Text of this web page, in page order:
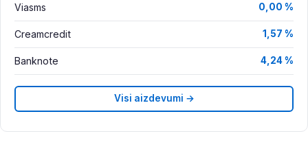
Viasms 0,00 %
Creamcredit 1,57 %
Banknote 4,24 %
Visi aizdevumi →